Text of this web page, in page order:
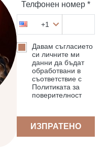
Телфонен номер *
+1
Давам съгласието
си личните ми
данни да бъдат
обработвани в
съответствие с
Политиката за
поверителност
ИЗПРАТЕНО